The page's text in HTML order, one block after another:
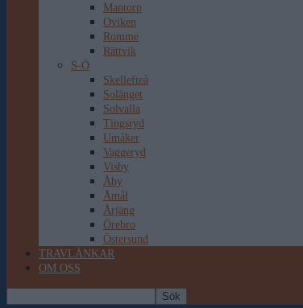
Mantorp
Oviken
Romme
Rättvik
S-Ö
Skellefteå
Solänget
Solvalla
Tingsryd
Umåker
Vaggeryd
Visby
Åby
Åmål
Årjäng
Örebro
Östersund
TRAVLÄNKAR
OM OSS